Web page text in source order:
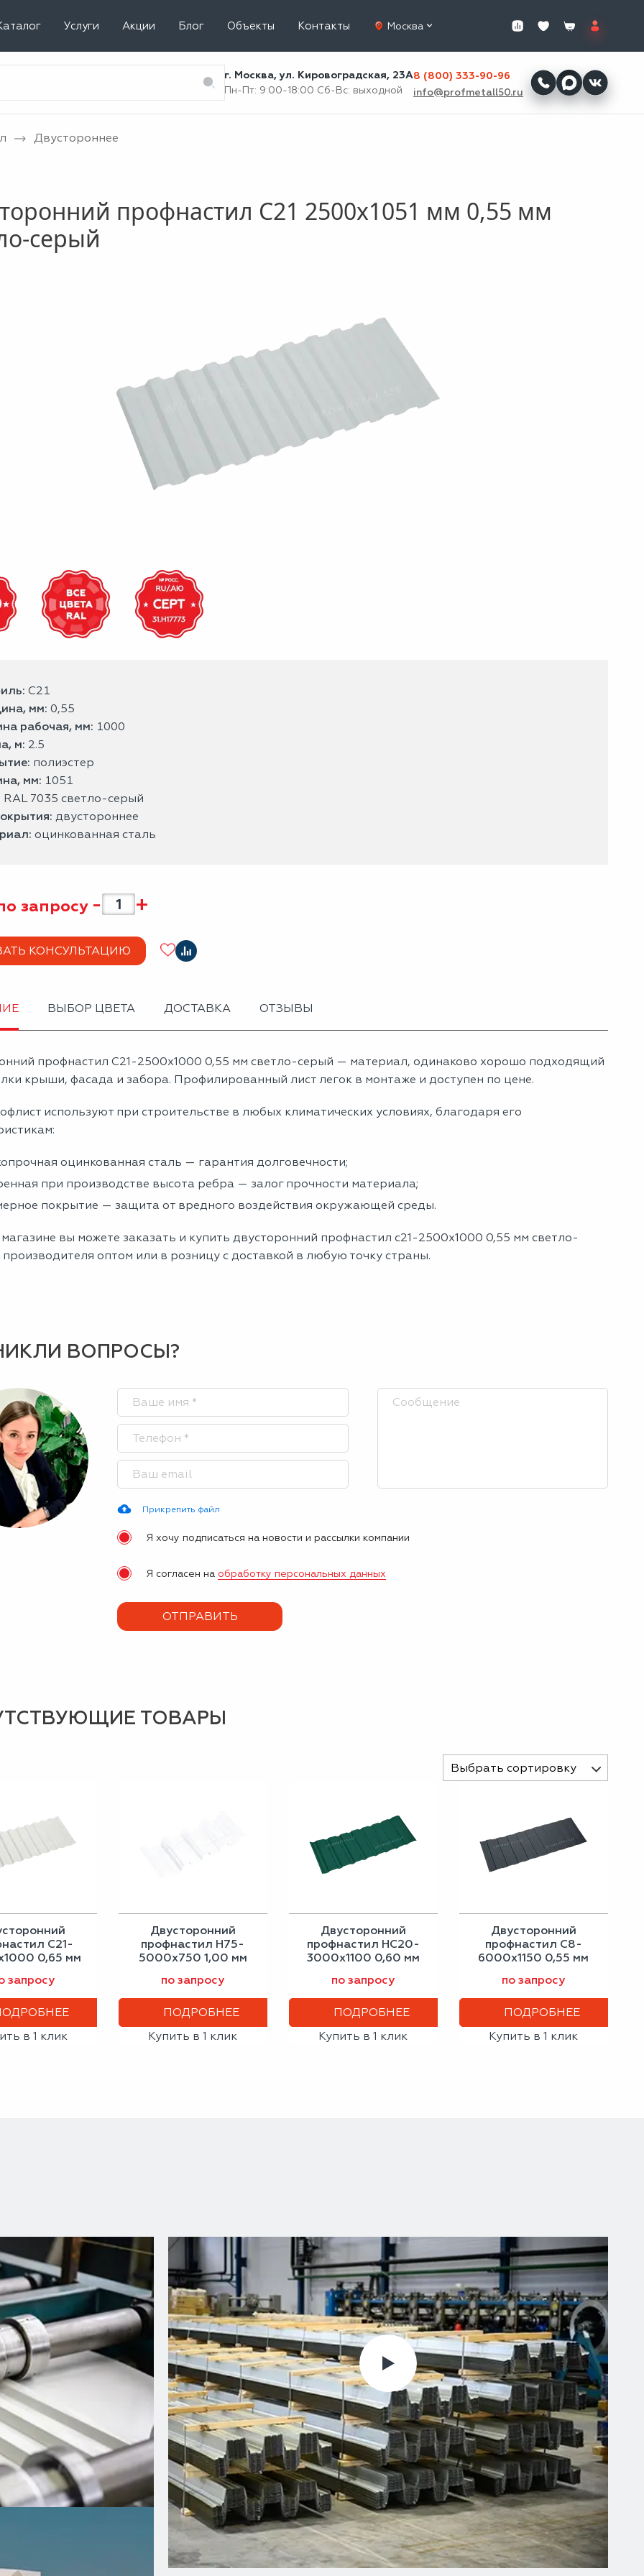
Услуги Акции Блог Объекты Контакты Москва
г. Москва, ул. Кировоградская, 23А
Пн-Пт: 9:00-18:00 Сб-Вс: выходной
8 (800) 333-90-96
info@profmetall50.ru
Двустороннее
профнастил С21 2500x1051 мм 0,55 мм
серый
С21
мм: 0,55
рабочая, мм: 1000
м: 2.5
полиэстер
мм: 1051
RAL 7035 светло-серый
двустороннее
оцинкованная сталь
запросу - +
КОНСУЛЬТАЦИЮ
ВЫБОР ЦВЕТА ДОСТАВКА ОТЗЫВЫ
профнастил С21-2500х1000 0,55 мм светло-серый — материал, одинаково хорошо подходящий
крыши, фасада и забора. Профилированный лист легок в монтаже и доступен по цене.
используют при строительстве в любых климатических условиях, благодаря его
оцинкованная сталь — гарантия долговечности;
при производстве высота ребра — залог прочности материала;
покрытие — защита от вредного воздействия окружающей среды.
вы можете заказать и купить двусторонний профнастил с21-2500х1000 0,55 мм светло-
производителя оптом или в розницу с доставкой в любую точку страны.
ВОПРОСЫ?
Прикрепить файл
Я хочу подписаться на новости и рассылки компании
Я согласен на обработку персональных данных
ТОВАРЫ
Выбрать сортировку
С21-
0,65 мм
запросу
в 1 клик
Двусторонний
профнастил Н75-
5000х750 1,00 мм
по запросу
ПОДРОБНЕЕ
Купить в 1 клик
Двусторонний
профнастил НС20-
3000х1100 0,60 мм
по запросу
ПОДРОБНЕЕ
Купить в 1 клик
Двусторонний
профнастил С8-
6000х1150 0,55 мм
по запросу
ПОДРОБНЕЕ
Купить в 1 клик